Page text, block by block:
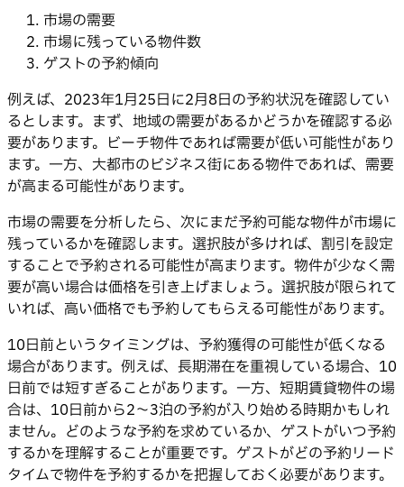
市場の需要
市場に残っている物件数
ゲストの予約傾向
例えば、2023年1月25日に2月8日の予約状況を確認してい
るとします。まず、地域の需要があるかどうかを確認する必
要があります。ビーチ物件であれば需要が低い可能性があり
ます。一方、大都市のビジネス街にある物件であれば、需要
が高まる可能性があります。
市場の需要を分析したら、次にまだ予約可能な物件が市場に
残っているかを確認します。選択肢が多ければ、割引を設定
することで予約される可能性が高まります。物件が少なく需
要が高い場合は価格を引き上げましょう。選択肢が限られて
いれば、高い価格でも予約してもらえる可能性があります。
10日前というタイミングは、予約獲得の可能性が低くなる
場合があります。例えば、長期滞在を重視している場合、10
日前では短すぎることがあります。一方、短期賃貸物件の場
合は、10日前から2〜3泊の予約が入り始める時期かもしれ
ません。どのような予約を求めているか、ゲストがいつ予約
するかを理解することが重要です。ゲストがどの予約リード
タイムで物件を予約するかを把握しておく必要があります。